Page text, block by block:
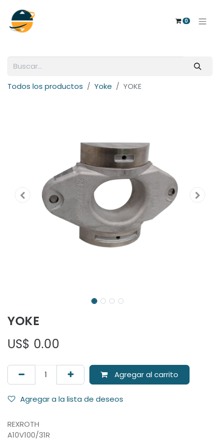
0
Todos los productos Yoke YOKE
YOKE
US$ 0.00
Agregar al carrito
Agregar a la lista de deseos
REXROTH
A10V100/31R